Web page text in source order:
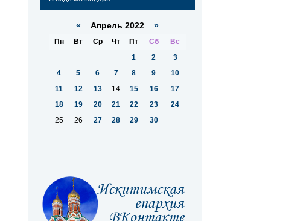
« Апрель 2022 »
Пн Вт Ср Чт Пт Сб
Вс
1
2
3
4
5 6 7 8 9
10
11
12 13 14 15 16
17
18
19 20 21 22 23
24
25
26 27 28 29 30